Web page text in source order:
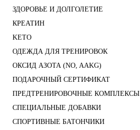
ЗДОРОВЬЕ И ДОЛГОЛЕТИЕ
КРЕАТИН
KETO
ОДЕЖДА ДЛЯ ТРЕНИРОВОК
ОКСИД АЗОТА (NO, AAKG)
ПОДАРОЧНЫЙ СЕРТИФИКАТ
ПРЕДТРЕНИРОВОЧНЫЕ КОМПЛЕКСЫ
СПЕЦИАЛЬНЫЕ ДОБАВКИ
СПОРТИВНЫЕ БАТОНЧИКИ